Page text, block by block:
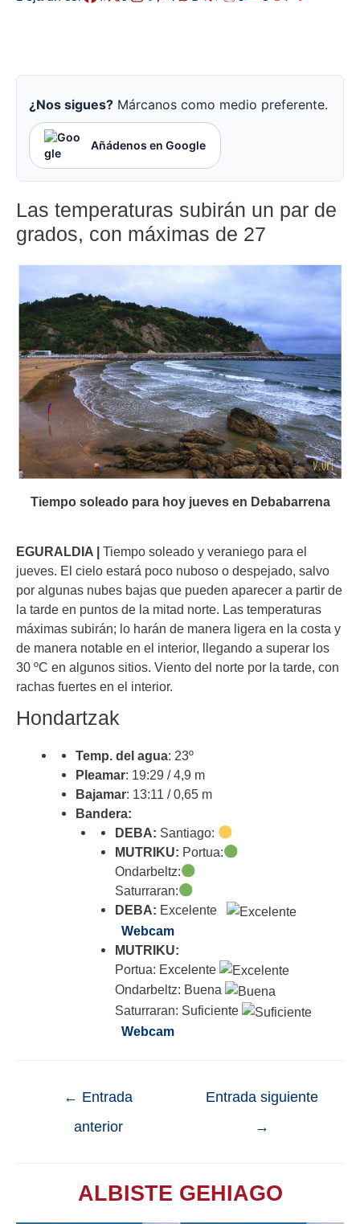
¿Nos sigues? Márcanos como medio preferente.
Añádenos en Google
Las temperaturas subirán un par de
grados, con máximas de 27
Tiempo soleado para hoy jueves en Debabarrena
EGURALDIA | Tiempo soleado y veraniego para el
jueves. El cielo estará poco nuboso o despejado, salvo
por algunas nubes bajas que pueden aparecer a partir de
la tarde en puntos de la mitad norte. Las temperaturas
máximas subirán; lo harán de manera ligera en la costa y
de manera notable en el interior, llegando a superar los
30 ºC en algunos sitios. Viento del norte por la tarde, con
rachas fuertes en el interior.
Hondartzak
Temp. del agua: 23º
Pleamar: 19:29 / 4,9 m
Bajamar: 13:11 / 0,65 m
Bandera:
DEBA: Santiago:
MUTRIKU: Portua:
Ondarbeltz:
Saturraran:
DEBA: Excelente
Webcam
MUTRIKU:
Portua: Excelente
Ondarbeltz: Buena
Saturraran: Suficiente
Webcam
← Entrada
anterior
Entrada siguiente
→
ALBISTE GEHIAGO